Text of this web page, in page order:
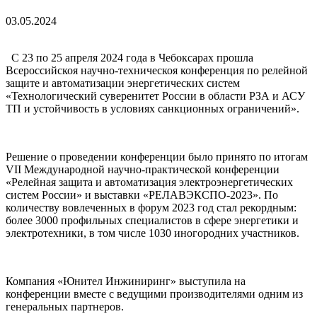
03.05.2024
С 23 по 25 апреля 2024 года в Чебоксарах прошла
Всероссийскоя научно-техническоя конференция по релейной
защите и автоматизации энергетических систем
«Технологический суверенитет России в области РЗА и АСУ
ТП и устойчивость в условиях санкционных ограничений».
Решение о проведении конференции было принято по итогам
VII Международной научно-практической конференции
«Релейная защита и автоматизация электроэнергетических
систем России» и выставки «РЕЛАВЭКСПО-2023». По
количеству вовлеченных в форум 2023 год стал рекордным:
более 3000 профильных специалистов в сфере энергетики и
электротехники, в том числе 1030 иногородних участников.
Компания «Юнител Инжиниринг» выступила на
конференции вместе с ведущими производителями одним из
генеральных партнеров.